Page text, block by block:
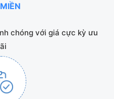
chóng với giá cực kỳ ưu